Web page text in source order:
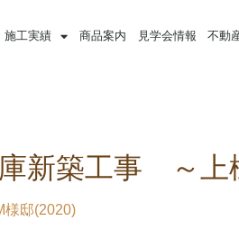
施工実績 商品案内 見学会情報 不動
新築工事 ～上
様邸(2020)